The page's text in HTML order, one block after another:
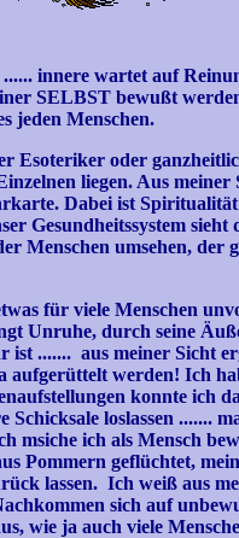
...... innere wartet auf
SELBST bewußt
jeden Menschen.
Esoteriker oder
liegen. Aus
Dabei ist
Gesundheitssystem sieht
Menschen umsehen, der
für viele Menschen
Unruhe, durch seine
....... aus meiner Sicht
aufgerüttelt werden! Ich
konnte ich
loslassen .......
msiche ich als Mensch
Pommern geflüchtet,
lassen. Ich weiß aus
sich auf
wie ja auch viele